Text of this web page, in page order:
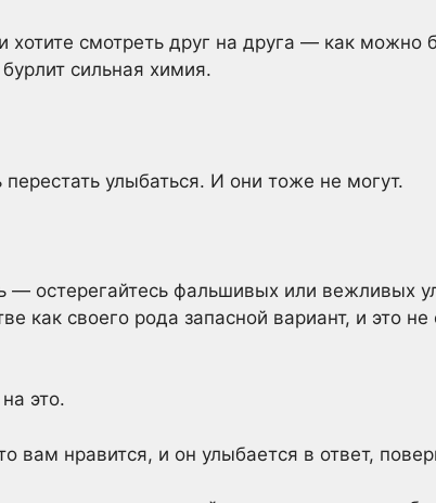
хотите смотреть друг на друга — как можно
сильная химия.
улыбаться. И они тоже не могут.
— остерегайтесь фальшивых или вежливых
как своего рода запасной вариант, и это не
это.
вам нравится, и он улыбается в ответ,